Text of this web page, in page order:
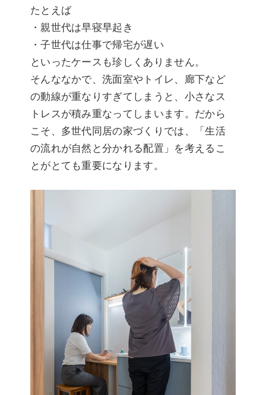
たとえば
・親世代は早寝早起き
・子世代は仕事で帰宅が遅い
といったケースも珍しくありません。
そんななかで、洗面室やトイレ、廊下など
の動線が重なりすぎてしまうと、小さなス
トレスが積み重なってしまいます。だから
こそ、多世代同居の家づくりでは、「生活
の流れが自然と分かれる配置」を考えるこ
とがとても重要になります。